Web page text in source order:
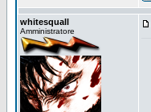
whitesquall
Amministratore